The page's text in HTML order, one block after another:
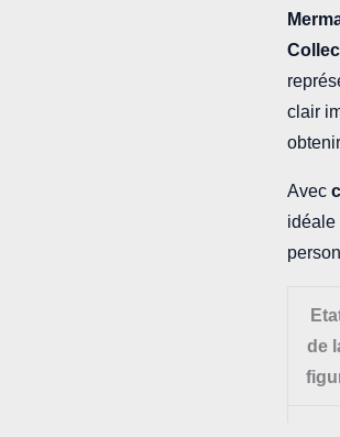
clair
Avec
idéale
de